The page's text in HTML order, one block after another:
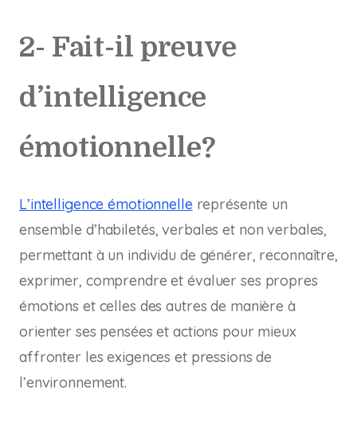
2- Fait-il preuve
d’intelligence
émotionnelle?
L’intelligence émotionnellereprésente un
ensemble d’habiletés, verbales et non verbales,
permettant à un individu de générer, reconnaître,
exprimer, comprendre et évaluer ses propres
émotions et celles des autres de manière à
orienter ses pensées et actions pour mieux
affronter les exigences et pressions de
l’environnement.